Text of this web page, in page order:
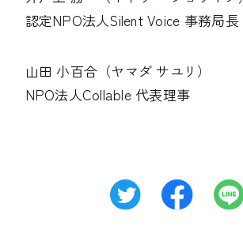
認定NPO法人Silent Voice 事務局長
山田 小百合（ヤマダ サユリ）
NPO法人Collable 代表理事